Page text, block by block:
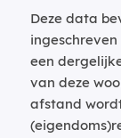
Deze data
een
van deze
afstand